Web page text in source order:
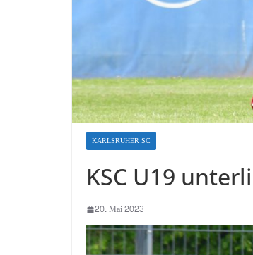
KARLSRUHER SC
KSC U19
20. Mai 2023